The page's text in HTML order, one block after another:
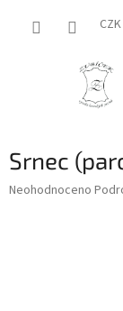
CZK
Srnec
Průměrné
Neohodnoceno